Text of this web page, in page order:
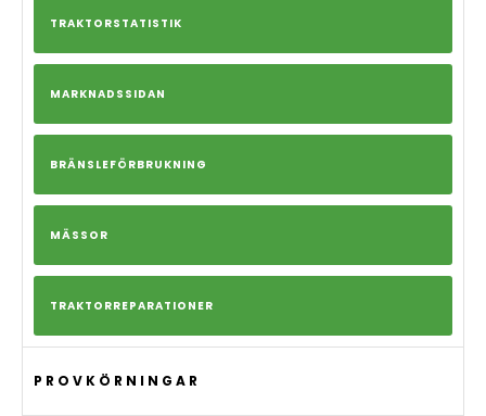
TRAKTORSTATISTIK
MARKNADSSIDAN
BRÄNSLEFÖRBRUKNING
MÄSSOR
TRAKTORREPARATIONER
PROVKÖRNINGAR